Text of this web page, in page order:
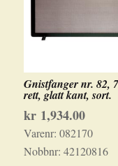
Gnistfanger nr. 82,
rett, glatt kant, sort.
kr1,934.00
Varenr: 082170
Nobbnr: 42120816